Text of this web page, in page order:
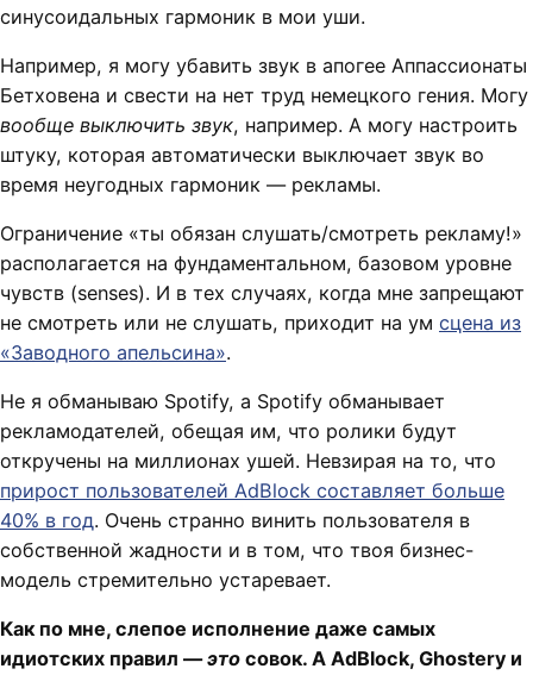
синусоидальных гармоник в мои уши.
Например, я могу убавить звук в апогее Аппассионаты
Бетховена и свести на нет труд немецкого гения. Могу
вообще выключить звук, например. А могу настроить
штуку, которая автоматически выключает звук во
время неугодных гармоник — рекламы.
Ограничение «ты обязан слушать/смотреть рекламу!»
располагается на фундаментальном, базовом уровне
чувств (senses). И в тех случаях, когда мне запрещают
не смотреть или не слушать, приходит на ум сцена из
«Заводного апельсина».
Не я обманываю Spotify, а Spotify обманывает
рекламодателей, обещая им, что ролики будут
откручены на миллионах ушей. Невзирая на то, что
прирост пользователей AdBlock составляет больше
40% в год. Очень странно винить пользователя в
собственной жадности и в том, что твоя бизнес-
модель стремительно устаревает.
Как по мне, слепое исполнение даже самых
идиотских правил —это совок. А AdBlock, Ghostery и